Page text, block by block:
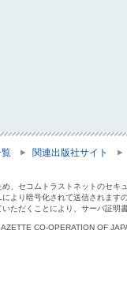
関連出版社サイト
、セコムトラストネットのセキ
より暗号化されて送信されま
ただくことにより、サーバ証明
CO-OPERATION OF